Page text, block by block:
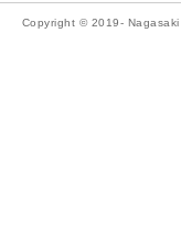
Copyright © 2019-